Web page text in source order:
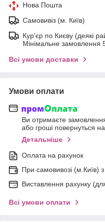
Нова Пошта
Самовивіз (м. Київ)
Кур'єр по Києву (деякі
Мінімальне замовлення
Всі умови доставки
Умови оплати
Ви отримаєте
або гроші повернуться
Детальніше
Оплата на рахунок
При самовивозі (м.Київ) з
Виставлення рахунку
Всі умови оплати